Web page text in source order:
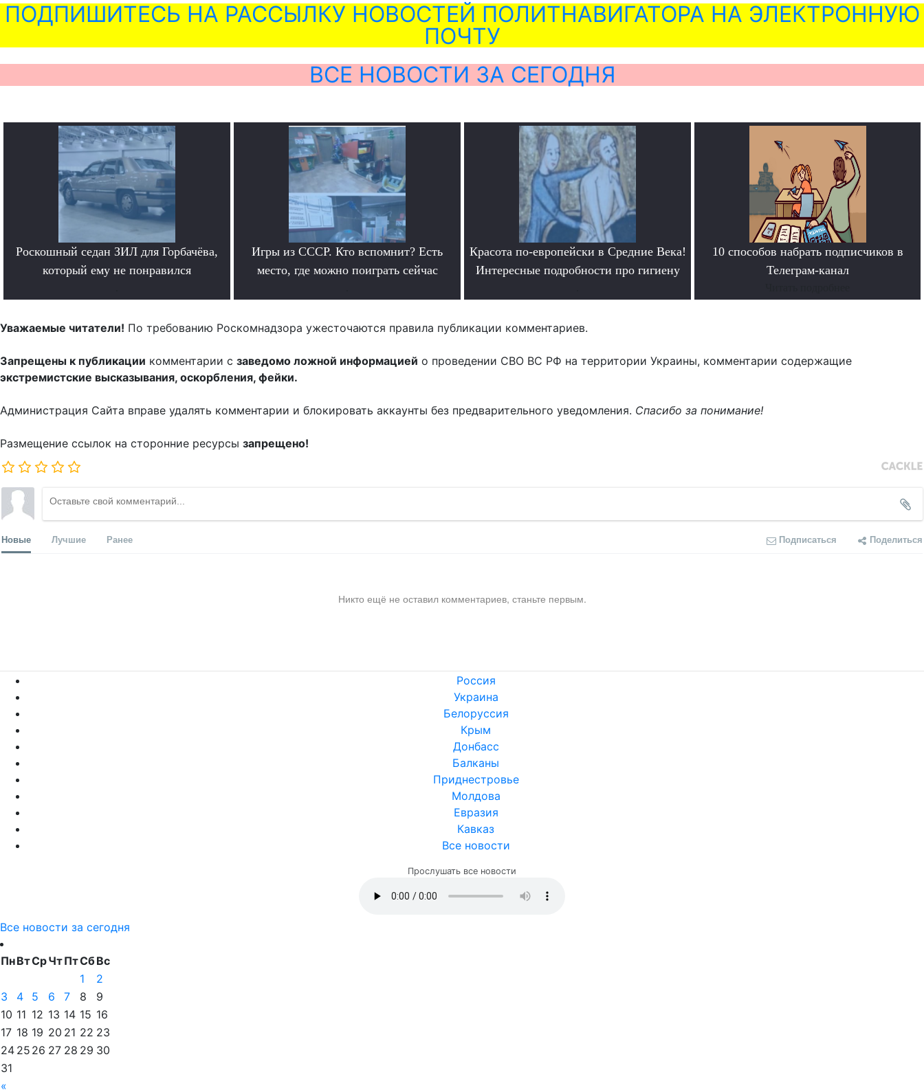
ПОДПИШИТЕСЬ НА РАССЫЛКУ НОВОСТЕЙ ПОЛИТНАВИГАТОРА НА ЭЛЕКТРОННУЮ
ПОЧТУ
ВСЕ НОВОСТИ ЗА СЕГОДНЯ
Роскошный седан ЗИЛ для Горбачёва,
который ему не понравился
Игры из СССР. Кто вспомнит? Есть
место, где можно поиграть сейчас
Красота по-европейски в Средние Века!
Интересные подробности про гигиену
10 способов набрать подписчиков в
Телеграм-канал
Уважаемые читатели! По требованию Роскомнадзора ужесточаются правила публикации комментариев.
Запрещены к публикации комментарии с заведомо ложной информацией о проведении СВО ВС РФ на территории Украины, комментарии содержащие
экстремистские высказывания, оскорбления, фейки.
Администрация Сайта вправе удалять комментарии и блокировать аккаунты без предварительного уведомления. Спасибо за понимание!
Размещение ссылок на сторонние ресурсы запрещено!
Новые Лучшие Ранее Подписаться Поделиться
Никто ещё не оставил комментариев, станьте первым.
Россия
Украина
Белоруссия
Крым
Донбасс
Балканы
Приднестровье
Молдова
Евразия
Кавказ
Все новости
Прослушать все новости
Все новости за сегодня
ПнВтСрЧтПтСбВс
«
1
2
3
4 5 6 7 8
9
10 11 12 13 14 15 16
17 18 19 20 21 22 23
24 25 26 27 28 29 30
31